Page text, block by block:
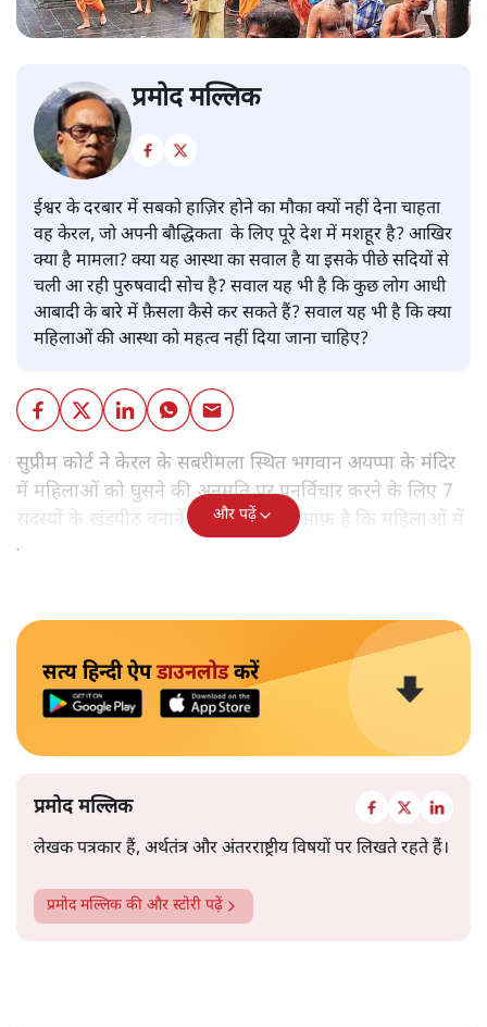
प्रमोद मल्लिक
ईश्वर के दरबार में सबको हाज़िर होने का मौका क्यों नहीं देना चाहता
वह केरल, जो अपनी बौद्धिकता के लिए पूरे देश में मशहूर है? आखिर
क्या है मामला? क्या यह आस्था का सवाल है या इसके पीछे सदियों से
चली आ रही पुरुषवादी सोच है? सवाल यह भी है कि कुछ लोग आधी
आबादी के बारे में फ़ैसला कैसे कर सकते हैं? सवाल यह भी है कि क्या
महिलाओं की आस्था को महत्व नहीं दिया जाना चाहिए?
सुप्रीम कोर्ट ने केरल के सबरीमला स्थित भगवान अयप्पा के मंदिर
में महिलाओं को घुसने की अनुमति पर पुनर्विचार करने के लिए 7
सदस्यों के खंडपीठ बनाने को कहा। इससे साफ़ है कि महिलाओं में
मंदिर जाने के फ़ैसले पर सरकार ने रोक नहीं लगाई है।
और पढ़ें
सत्य हिन्दी ऐपडाउनलोडकरें
प्रमोद मल्लिक
लेखक पत्रकार हैं, अर्थतंत्र और अंतरराष्ट्रीय विषयों पर लिखते रहते हैं।
प्रमोद मल्लिक की और स्टोरी पढ़ें